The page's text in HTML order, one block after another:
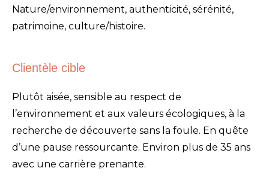
Nature/environnement, authenticité, sérénité,
patrimoine, culture/histoire.
Clientèle cible
Plutôt aisée, sensible au respect de
l’environnement et aux valeurs écologiques, à la
recherche de découverte sans la foule. En quête
d’une pause ressourcante. Environ plus de 35 ans
avec une carrière prenante.